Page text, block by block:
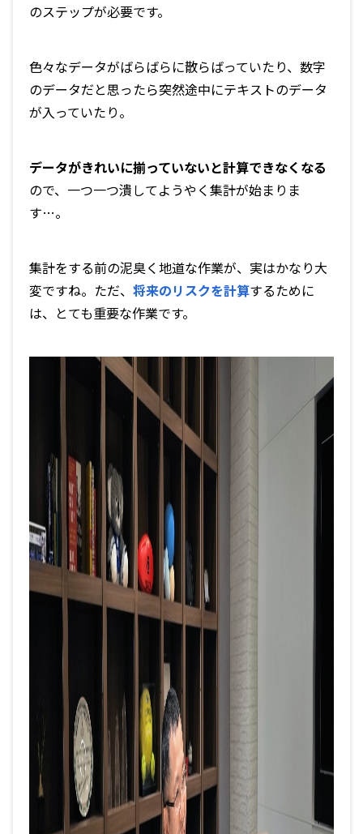
のステップが必要です。
色々なデータがばらばらに散らばっていたり、数字
のデータだと思ったら突然途中にテキストのデータ
が入っていたり。
データがきれいに揃っていないと計算できなくなる
ので、一つ一つ潰してようやく集計が始まりま
す…。
集計をする前の泥臭く地道な作業が、実はかなり大
変ですね。ただ、 将来のリスクを計算するために
は、とても重要な作業です。